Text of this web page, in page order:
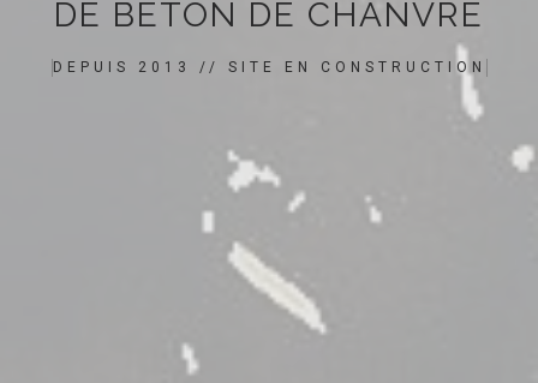
DE BÉTON DE CHANVRE
DEPUIS 2013 // SITE EN CONSTRUCTION